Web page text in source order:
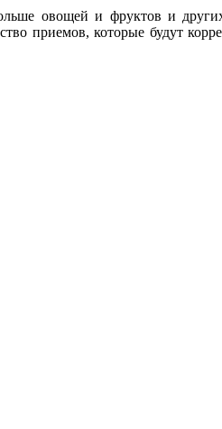
овощей и фруктов и
приемов, которые будут